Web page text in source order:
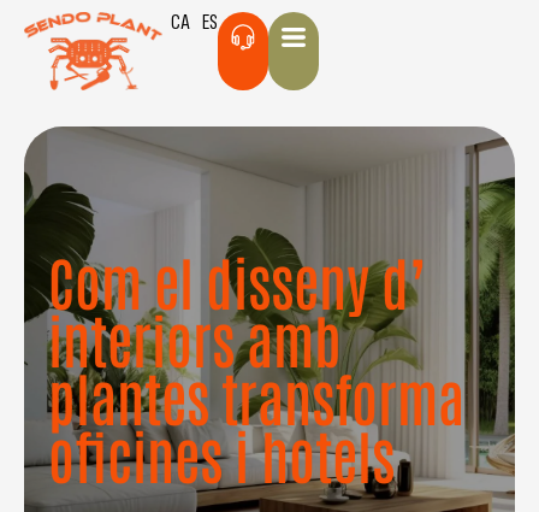
CA ES
Com el disseny d’
interiors amb
plantes transforma
oficines i hotels